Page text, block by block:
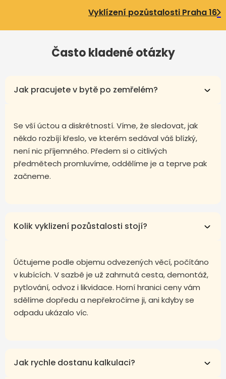
Vyklízení pozůstalosti Praha 16
Často kladené otázky
Jak pracujete v bytě po zemřelém?
Se vší úctou a diskrétností. Víme, že sledovat, jak
někdo rozbíjí křeslo, ve kterém sedával váš blízký,
není nic příjemného. Předem si o citlivých
předmětech promluvíme, oddělíme je a teprve pak
začneme.
Kolik vyklizení pozůstalosti stojí?
Účtujeme podle objemu odvezených věcí, počítáno
v kubících. V sazbě je už zahrnutá cesta, demontáž,
pytlování, odvoz i likvidace. Horní hranici ceny vám
sdělíme dopředu a nepřekročíme ji, ani kdyby se
odpadu ukázalo víc.
Jak rychle dostanu kalkulaci?